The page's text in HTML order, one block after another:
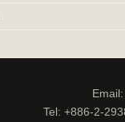
Tel: +886-2-